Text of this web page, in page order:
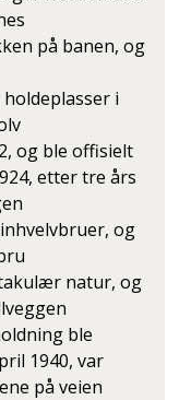
på banen, og
i
og ble offisielt
etter tre års
og
natur, og
ble
1940, var
på veien